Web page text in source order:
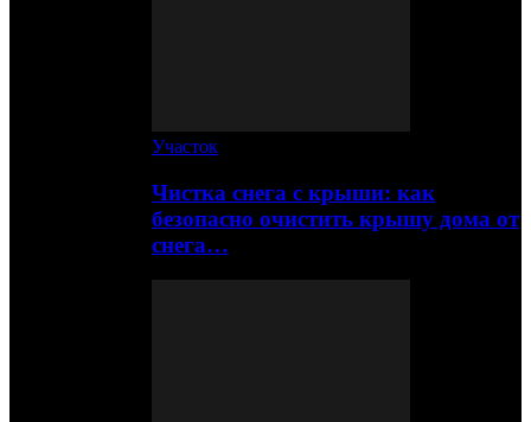
Участок
Чистка снега с крыши: как
безопасно очистить крышу дома от
снега…